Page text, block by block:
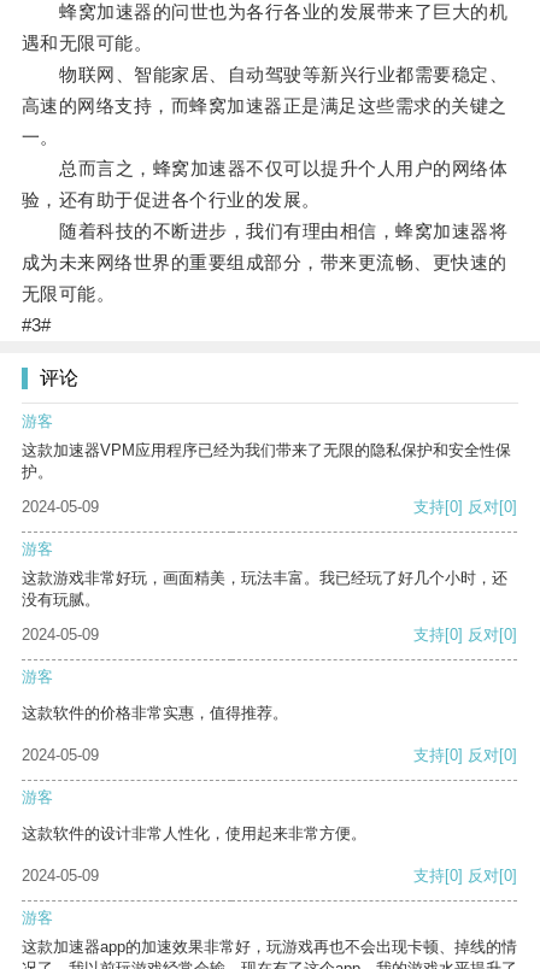
蜂窝加速器的问世也为各行各业的发展带来了巨大的机
遇和无限可能。
物联网、智能家居、自动驾驶等新兴行业都需要稳定、
高速的网络支持，而蜂窝加速器正是满足这些需求的关键之
一。
总而言之，蜂窝加速器不仅可以提升个人用户的网络体
验，还有助于促进各个行业的发展。
随着科技的不断进步，我们有理由相信，蜂窝加速器将
成为未来网络世界的重要组成部分，带来更流畅、更快速的
无限可能。
#3#
评论
游客
这款加速器VPM应用程序已经为我们带来了无限的隐私保护和安全性保
护。
2024-05-09
支持[0] 反对[0]
游客
这款游戏非常好玩，画面精美，玩法丰富。我已经玩了好几个小时，还
没有玩腻。
2024-05-09
支持[0] 反对[0]
游客
这款软件的价格非常实惠，值得推荐。
2024-05-09 支持[0] 反对[0]
游客
这款软件的设计非常人性化，使用起来非常方便。
2024-05-09 支持[0] 反对[0]
游客
这款加速器app的加速效果非常好，玩游戏再也不会出现卡顿、掉线的情